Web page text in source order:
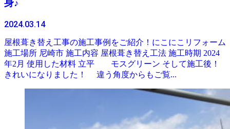
身♪
2024.03.14
屋根葺き替え工事の施工事例をご紹介！にこにこリフォーム
施工場所 尼崎市 施工内容 屋根葺き替え工法 施工時期 2024
年2月 使用した材料 立平 モスグリーン そして施工後！
きれいになりました！ 違う角度からもご覧...